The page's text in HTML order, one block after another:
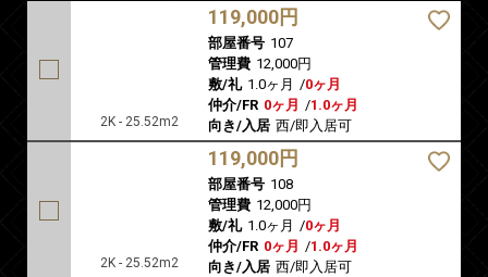
2K - 25.52m2
119,000円
部屋番号 107
管理費 12,000円
敷/礼 1.0ヶ月 /0ヶ月
仲介/FR 0ヶ月 /1.0ヶ月
向き/入居 西/即入居可
2K - 25.52m2
119,000円
部屋番号 108
管理費 12,000円
敷/礼 1.0ヶ月 /0ヶ月
仲介/FR 0ヶ月 /1.0ヶ月
向き/入居 西/即入居可